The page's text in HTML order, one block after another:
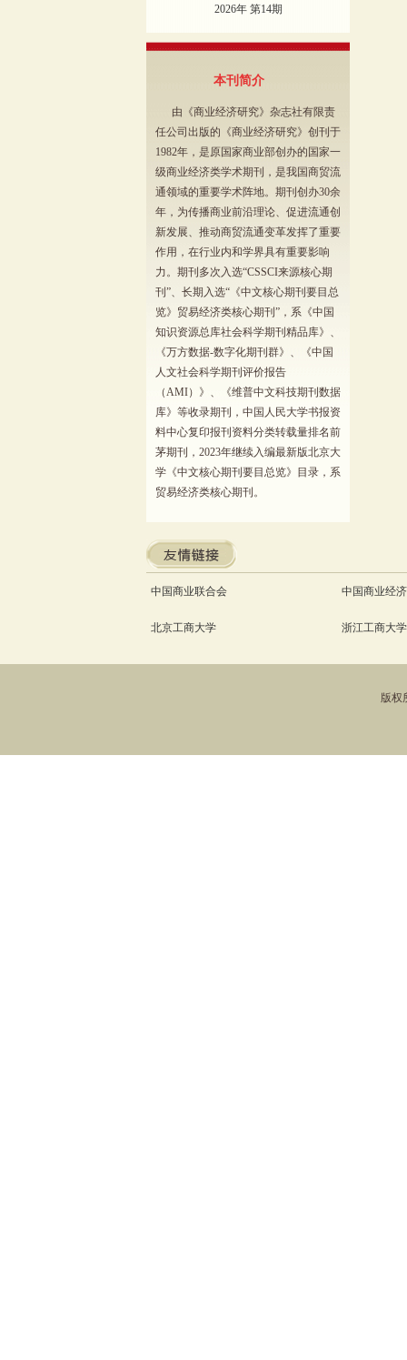
2026年 第14期
本刊简介
由《商业经济研究》杂志社有限责
任公司出版的《商业经济研究》创刊于
1982年，是原国家商业部创办的国家一
级商业经济类学术期刊，是我国商贸流
通领域的重要学术阵地。期刊创办30余
年，为传播商业前沿理论、促进流通创
新发展、推动商贸流通变革发挥了重要
作用，在行业内和学界具有重要影响
力。期刊多次入选“CSSCI来源核心期
刊”、长期入选“《中文核心期刊要目总
览》贸易经济类核心期刊”，系《中国
知识资源总库社会科学期刊精品库》、
《万方数据-数字化期刊群》、《中国
人文社会科学期刊评价报告
（AMI）》、《维普中文科技期刊数据
库》等收录期刊，中国人民大学书报资
料中心复印报刊资料分类转载量排名前
茅期刊，2023年继续入编最新版北京大
学《中文核心期刊要目总览》目录，系
贸易经济类核心期刊。
中国商业联合会 中国商业经
北京工商大学 浙江工商大学
版